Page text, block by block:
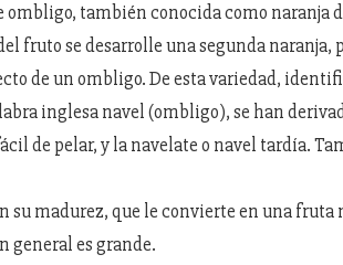
ombligo, también conocida como naranja
fruto se desarrolle una segunda naranja,
de un ombligo. De esta variedad,
inglesa navel (ombligo), se han
de pelar, y la navelate o navel tardía.
su madurez, que le convierte en una
general es grande.